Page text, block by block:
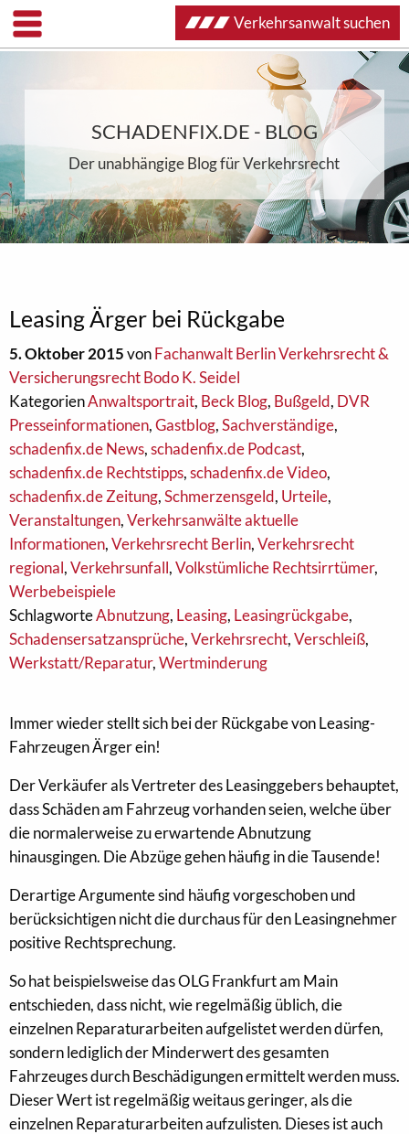
SCHADENFIX.DE - BLOG
Der unabhängige Blog für Verkehrsrecht
Leasing Ärger bei Rückgabe
5. Oktober 2015vonFachanwalt Berlin Verkehrsrecht &
Versicherungsrecht Bodo K. Seidel
KategorienAnwaltsportrait, Beck Blog, Bußgeld, DVR
Presseinformationen,Gastblog,Sachverständige,
schadenfix.de News,schadenfix.de Podcast,
schadenfix.de Rechtstipps,schadenfix.de Video,
schadenfix.de Zeitung,Schmerzensgeld, Urteile,
Veranstaltungen,Verkehrsanwälte aktuelle
Informationen,Verkehrsrecht Berlin,Verkehrsrecht
regional,Verkehrsunfall,Volkstümliche Rechtsirrtümer,
Werbebeispiele
SchlagworteAbnutzung, Leasing, Leasingrückgabe,
Schadensersatzansprüche,Verkehrsrecht,Verschleiß,
Werkstatt/Reparatur,Wertminderung
Immer wieder stellt sich bei der Rückgabe von Leasing-
Fahrzeugen Ärger ein!
Der Verkäufer als Vertreter des Leasinggebers behauptet,
dass Schäden am Fahrzeug vorhanden seien, welche über
die normalerweise zu erwartende Abnutzung
hinausgingen. Die Abzüge gehen häufig in die Tausende!
Derartige Argumente sind häufig vorgeschoben und
berücksichtigen nicht die durchaus für den Leasingnehmer
positive Rechtsprechung.
So hat beispielsweise das OLG Frankfurt am Main
entschieden, dass nicht, wie regelmäßig üblich, die
einzelnen Reparaturarbeiten aufgelistet werden dürfen,
sondern lediglich der Minderwert des gesamten
Fahrzeuges durch Beschädigungen ermittelt werden muss.
Dieser Wert ist regelmäßig weitaus geringer, als die
einzelnen Reparaturarbeiten aufzulisten. Dieses ist auch
Verkehrsanwalt suchen